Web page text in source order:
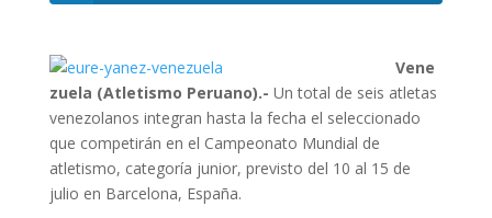
Vene
zuela (Atletismo Peruano).- Un total de seis atletas
venezolanos integran hasta la fecha el seleccionado
que competirán en el Campeonato Mundial de
atletismo, categoría junior, previsto del 10 al 15 de
julio en Barcelona, España.